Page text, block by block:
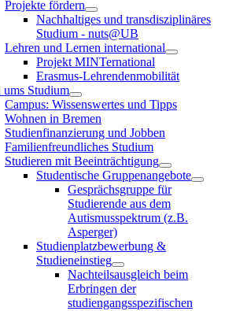
Projekte fördern
Nachhaltiges und transdisziplinäres
Studium - nuts@UB
Lehren und Lernen international
Projekt MINTernational
Erasmus-Lehrendenmobilität
ums Studium
Campus: Wissenswertes und Tipps
Wohnen in Bremen
Studienfinanzierung und Jobben
Familienfreundliches Studium
Studieren mit Beeinträchtigung
Studentische Gruppenangebote
Gesprächsgruppe für
Studierende aus dem
Autismusspektrum (z.B.
Asperger)
Studienplatzbewerbung &
Studieneinstieg
Nachteilsausgleich beim
Erbringen der
studiengangsspezifischen